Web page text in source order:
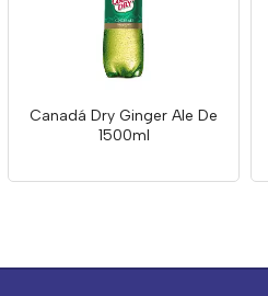
Canadá Dry Ginger Ale De
1500ml